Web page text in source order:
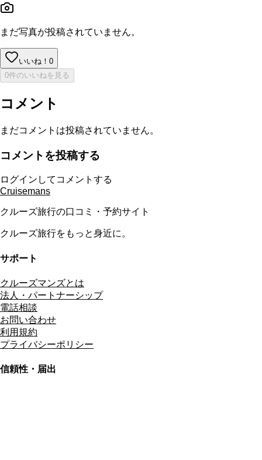
まだ写真が投稿されていません。
いいね！ 0
0件のいいねを見る
コメント
まだコメントは投稿されていません。
コメントを投稿する
ログインしてコメントする
Cruisemans
クルーズ旅行の口コミ・予約サイト
クルーズ旅行をもっと身近に。
サポート
クルーズマンズとは
法人・パートナーシップ
電話相談
お問い合わせ
利用規約
プライバシーポリシー
信頼性・届出